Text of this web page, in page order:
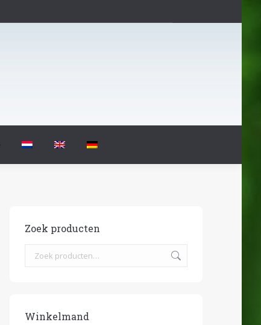
Zoek producten
Winkelmand